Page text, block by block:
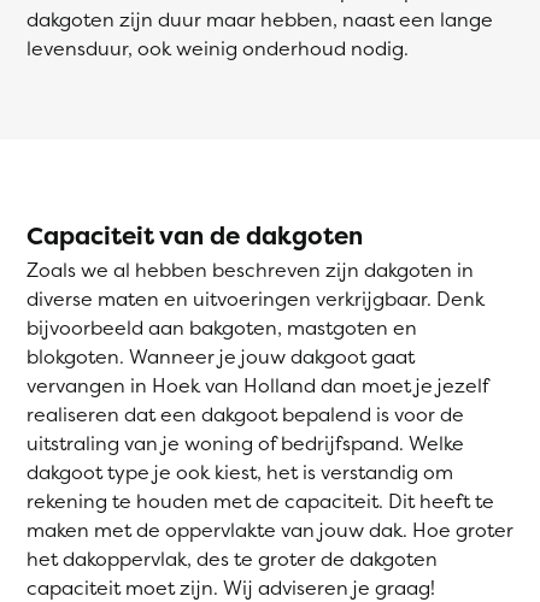
dakgoten zijn duur maar hebben, naast een lange
levensduur, ook weinig onderhoud nodig.
Capaciteit van de dakgoten
Zoals we al hebben beschreven zijn dakgoten in
diverse maten en uitvoeringen verkrijgbaar. Denk
bijvoorbeeld aan bakgoten, mastgoten en
blokgoten. Wanneer je jouw dakgoot gaat
vervangen in Hoek van Holland dan moet je jezelf
realiseren dat een dakgoot bepalend is voor de
uitstraling van je woning of bedrijfspand. Welke
dakgoot type je ook kiest, het is verstandig om
rekening te houden met de capaciteit. Dit heeft te
maken met de oppervlakte van jouw dak. Hoe groter
het dakoppervlak, des te groter de dakgoten
capaciteit moet zijn. Wij adviseren je graag!